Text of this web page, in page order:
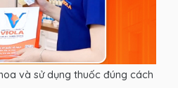
và sử dụng thuốc đúng cách